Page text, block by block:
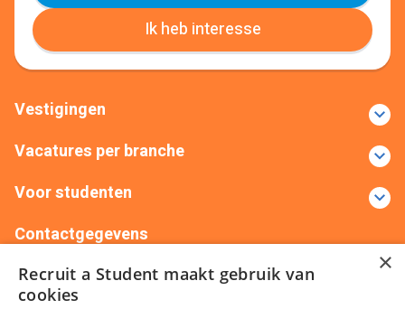
Ik heb interesse
Vestigingen
Vacatures per branche
Voor studenten
Contactgegevens
+31(0)88 522 00 76
info@recruitastudent.nl
×
Recruit a Student maakt gebruik van
cookies